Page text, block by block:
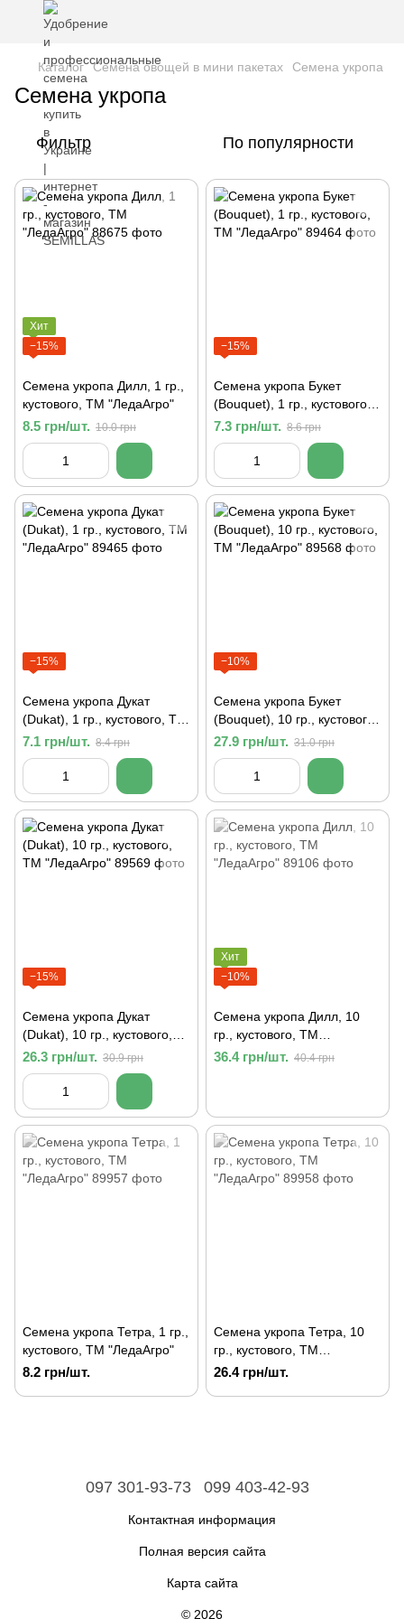
Каталог Семена овощей в мини пакетах Семена укропа
Семена укропа
Фильтр По популярности
Хит
−15%
Семена укропа Дилл, 1 гр.,
кустового, ТМ "ЛедаАгро"
8.5 грн/шт. 10.0 грн
−15%
Семена укропа Букет
(Bouquet), 1 гр., кустового,
ТМ "ЛедаАгро"
7.3 грн/шт. 8.6 грн
−15%
Семена укропа Дукат
(Dukat), 1 гр., кустового, ТМ
"ЛедаАгро"
7.1 грн/шт. 8.4 грн
−10%
Семена укропа Букет
(Bouquet), 10 гр., кустового,
ТМ "ЛедаАгро"
27.9 грн/шт. 31.0 грн
−15%
Семена укропа Дукат
(Dukat), 10 гр., кустового,
ТМ "ЛедаАгро"
26.3 грн/шт. 30.9 грн
Хит
−10%
Семена укропа Дилл, 10
гр., кустового, ТМ
"ЛедаАгро"
36.4 грн/шт. 40.4 грн
Семена укропа Тетра, 1 гр.,
кустового, ТМ "ЛедаАгро"
8.2 грн/шт.
Семена укропа Тетра, 10
гр., кустового, ТМ
"ЛедаАгро"
26.4 грн/шт.
097 301-93-73 099 403-42-93
Контактная информация
Полная версия сайта
Карта сайта
© 2026